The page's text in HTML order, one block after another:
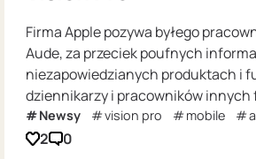
Firma Apple pozywa byłego
Aude, za przeciek poufnych
niezapowiedzianych produktach i
dziennikarzy i pracowników innych
Newsy vision pro mobile
2 0